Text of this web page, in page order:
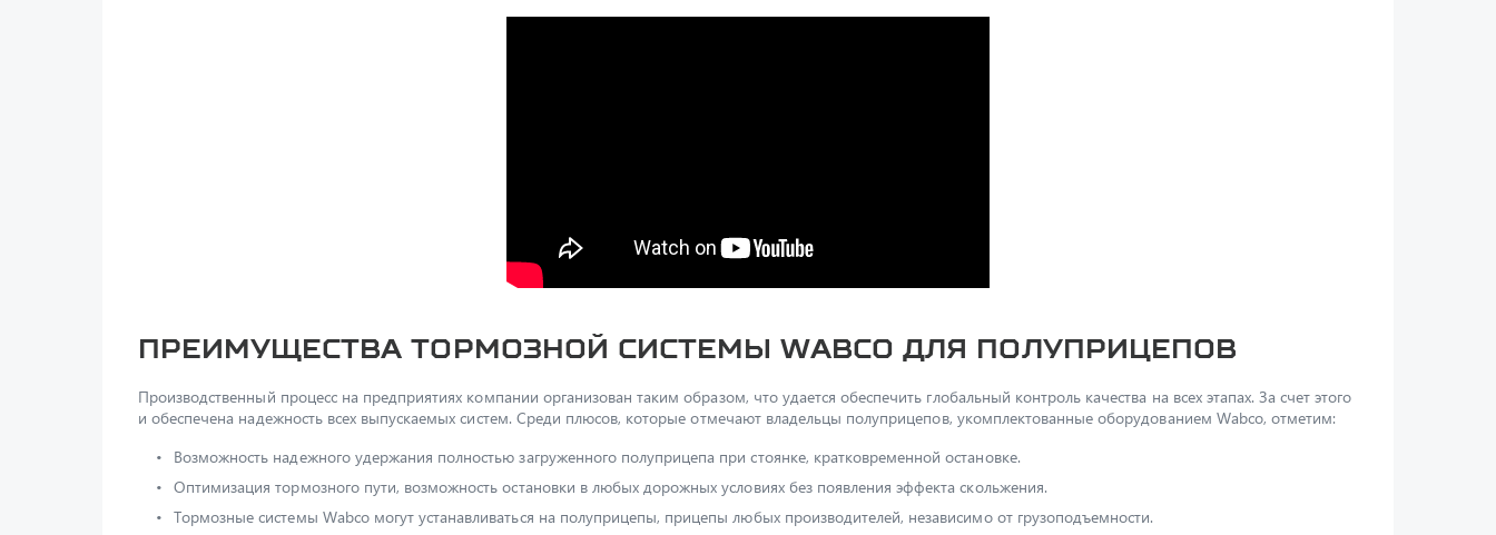
Преимущества тормозной системы Wabco для полуприцепов
Производственный процесс на предприятиях компании организован таким образом, что удается обеспечить глобальный контроль качества на всех этапах. За счет этого
и обеспечена надежность всех выпускаемых систем. Среди плюсов, которые отмечают владельцы полуприцепов, укомплектованные оборудованием Wabco, отметим:
Возможность надежного удержания полностью загруженного полуприцепа при стоянке, кратковременной остановке.
Оптимизация тормозного пути, возможность остановки в любых дорожных условиях без появления эффекта скольжения.
Тормозные системы Wabco могут устанавливаться на полуприцепы, прицепы любых производителей, независимо от грузоподъемности.